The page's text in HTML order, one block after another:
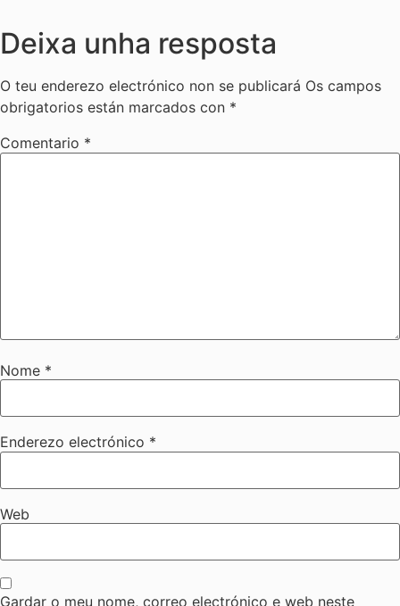
Deixa unha resposta
O teu enderezo electrónico non se publicará Os campos
obrigatorios están marcados con *
Comentario *
Nome *
Enderezo electrónico *
Web
Gardar o meu nome, correo electrónico e web neste